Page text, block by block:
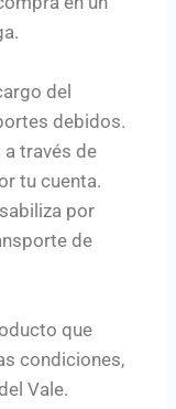
del
debidos.
a través de
tu cuenta.
por
de
que
condiciones,
Vale.